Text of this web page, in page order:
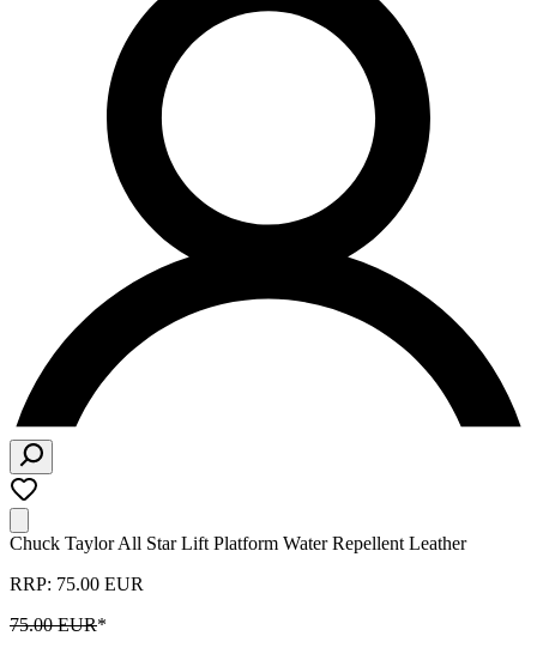
Chuck Taylor All Star Lift Platform Water Repellent Leather
RRP: 75.00 EUR
75.00 EUR*